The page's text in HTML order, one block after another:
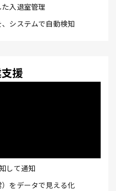
入退室管理
システムで自動検知
援
して通知
をデータで見える化